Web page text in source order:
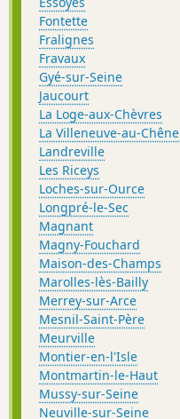
Fontette
Fralignes
Fravaux
Gyé-sur-Seine
Jaucourt
La Loge-aux-Chèvres
La Villeneuve-au-Chêne
Landreville
Les Riceys
Loches-sur-Ource
Longpré-le-Sec
Magnant
Magny-Fouchard
Maison-des-Champs
Marolles-lès-Bailly
Merrey-sur-Arce
Mesnil-Saint-Père
Meurville
Montier-en-l'Isle
Montmartin-le-Haut
Mussy-sur-Seine
Neuville-sur-Seine